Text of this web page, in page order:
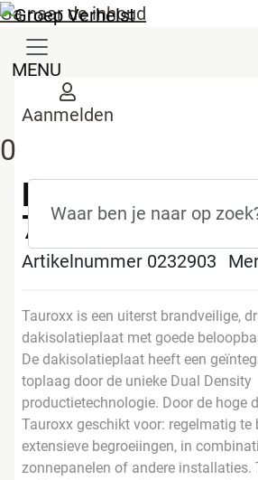
Ga naar de inhoud
MENU
Aanmelden
0
Rockwool
70mm
Artikelnummer 0232903
Tauroxx is een uiterst brandveilige,
dakisolatieplaat met goede
De dakisolatieplaat heeft een
toplaag door de unieke Dual Density
productietechnologie. Door de hoge
Tauroxx geschikt voor: regelmatig te
extensieve begroeiingen, in
zonnepanelen of andere installaties.